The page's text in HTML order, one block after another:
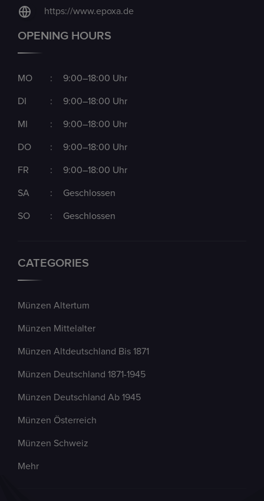
https://www.epoxa.de
OPENING HOURS
MO : 9:00–18:00 Uhr
DI : 9:00–18:00 Uhr
MI : 9:00–18:00 Uhr
DO : 9:00–18:00 Uhr
FR : 9:00–18:00 Uhr
SA : Geschlossen
SO : Geschlossen
CATEGORIES
Münzen Altertum
Münzen Mittelalter
Münzen Altdeutschland Bis 1871
Münzen Deutschland 1871-1945
Münzen Deutschland Ab 1945
Münzen Österreich
Münzen Schweiz
Mehr